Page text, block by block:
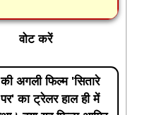
वोट करें
अगली फिल्म 'सितारे
का ट्रेलर हाल ही में